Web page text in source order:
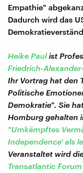
Empathie"
Dadurch wird das
Heike Paulist
Friedrich-
Ihr Vortrag hat den
Politische
Demokratie". Sie
Homburg gehalten
"Umkämpftes
Independence' als
Veranstaltet wird
Transatlantic